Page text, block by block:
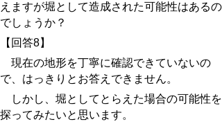
えますが堀として造成された可能性はあるの
でしょうか？
【回答8】
現在の地形を丁寧に確認できていないの
で、はっきりとお答えできません。
しかし、堀としてとらえた場合の可能性を
探ってみたいと思います。